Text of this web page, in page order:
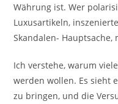
Währung ist. Wer
Luxusartikeln,
Skandalen-
Ich verstehe, warum
werden wollen. Es sieht
zu bringen, und die